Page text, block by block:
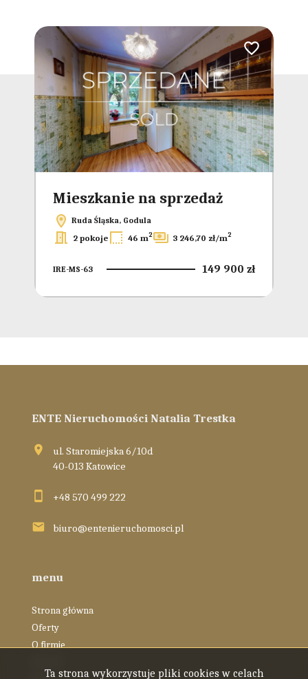
Dodaj do ulubionych Dodaj do
Mieszkanie na sprzedaż
Ruda Śląska, Godula
2 pokoje 46 m2 3 246,70 zł/m2
IRE-MS-63 149 900 zł
ENTE Nieruchomości Natalia Trestka
ul. Staromiejska 6/10d
40-013 Katowice
+48 570 499 222
biuro@entenieruchomosci.pl
menu
Strona główna
Oferty
O firmie
Ta strona wykorzystuje pliki cookies w celach